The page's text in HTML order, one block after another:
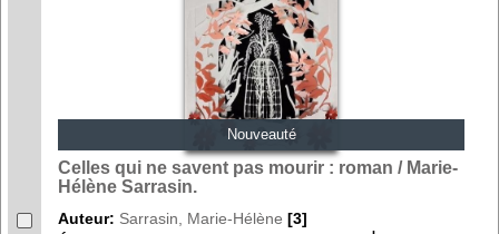
Nouveauté
Celles qui ne savent pas mourir : roman / Marie-
Hélène Sarrasin.
Auteur: Sarrasin, Marie-Hélène [3]